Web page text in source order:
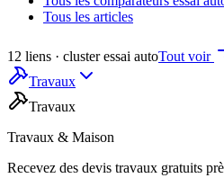
Tous les articles
12 liens · cluster essai autoTout voir
Travaux
Travaux
Travaux & Maison
Recevez des devis travaux gratuits